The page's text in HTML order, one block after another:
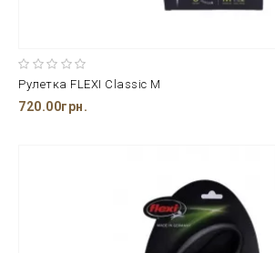
Рулетка FLEXI Classic M
720.00грн.